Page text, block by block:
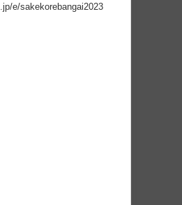
e/sakekorebangai2023